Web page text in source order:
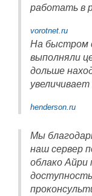
работать в
vorotnet.ru
На быстром
выполняли
дольше
henderson.ru
Мы
наш сервер
облако Айри